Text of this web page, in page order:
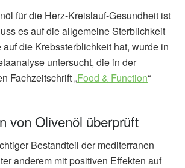
für die Herz-Kreislauf-Gesundheit ist
es auf die allgemeine Sterblichkeit
die Krebssterblichkeit hat, wurde in
untersucht, die in der
Fachzeitschrift „Food & Function“
von Olivenöl überprüft
Bestandteil der mediterranen
anderem mit positiven Effekten auf